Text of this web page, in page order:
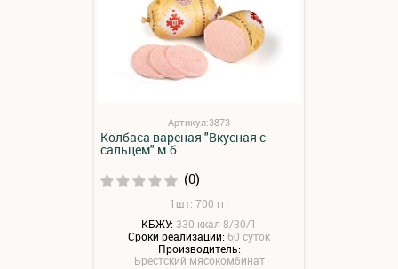
Артикул:3873
Колбаса вареная "Вкусная с
сальцем" м.б.
(0)
1шт: 700 гг.
КБЖУ: 330 ккал 8/30/1
Сроки реализации: 60 суток
Производитель:
Брестский мясокомбинат